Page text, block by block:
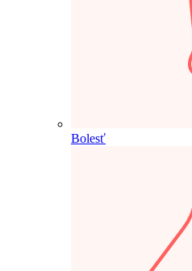
Bolesť